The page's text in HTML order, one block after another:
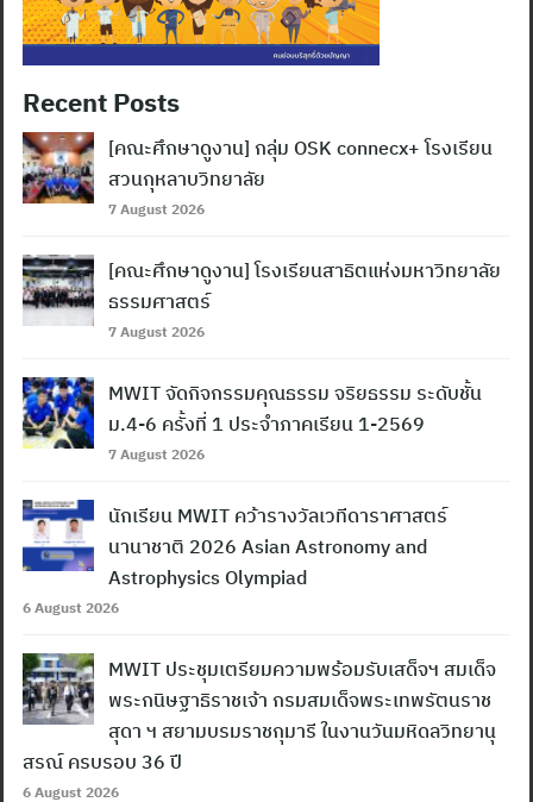
Recent Posts
[คณะศึกษาดูงาน] กลุ่ม OSK connecx+ โรงเรียน
สวนกุหลาบวิทยาลัย
7 August 2026
[คณะศึกษาดูงาน] โรงเรียนสาธิตแห่งมหาวิทยาลัย
ธรรมศาสตร์
7 August 2026
MWIT จัดกิจกรรมคุณธรรม จริยธรรม ระดับชั้น
ม.4-6 ครั้งที่ 1 ประจำภาคเรียน 1-2569
7 August 2026
นักเรียน MWIT คว้ารางวัลเวทีดาราศาสตร์
นานาชาติ 2026 Asian Astronomy and
Astrophysics Olympiad
6 August 2026
MWIT ประชุมเตรียมความพร้อมรับเสด็จฯ สมเด็จ
พระกนิษฐาธิราชเจ้า กรมสมเด็จพระเทพรัตนราช
สุดา ฯ สยามบรมราชกุมารี ในงานวันมหิดลวิทยานุ
สรณ์ ครบรอบ 36 ปี
6 August 2026